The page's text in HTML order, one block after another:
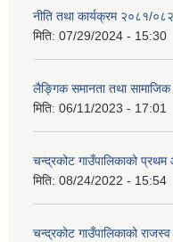
नीति तथा कार्यक्रम २०८१/०८२
मिति: 07/29/2024 - 15:30
लैङ्गिक समानता तथा
मिति: 06/11/2023 - 17:01
चन्द्रकोट गाउँपालिकाको प्रथम
मिति: 08/24/2022 - 15:54
चन्द्रकोट गाउँपालिकाको